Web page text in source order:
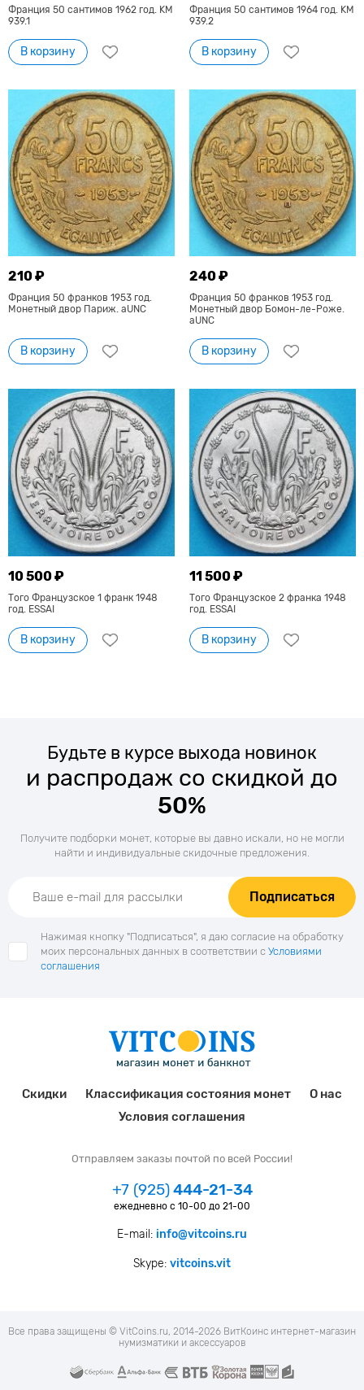
Франция 50 сантимов 1962 год. KM
939.1
В корзину
Франция 50 сантимов 1964 год. KM
939.2
В корзину
210 ₽
Франция 50 франков 1953 год.
Монетный двор Париж. aUNC
В корзину
240 ₽
Франция 50 франков 1953 год.
Монетный двор Бомон-ле-Роже.
aUNC
В корзину
10 500 ₽
Того Французское 1 франк 1948
год. ESSAI
В корзину
11 500 ₽
Того Французское 2 франка 1948
год. ESSAI
В корзину
Будьте в курсе выхода новинок
и распродаж со скидкой до
50%
Получите подборки монет, которые вы давно искали, но не могли
найти и индивидуальные скидочные предложения.
Подписаться
Нажимая кнопку "Подписаться", я даю согласие на обработку
моих персональных данных в соответствии с Условиями
соглашения
Скидки Классификация состояния монет
О нас
Условия соглашения
Отправляем заказы почтой по всей России!
+7 (925)444-21-34
ежедневно с 10-00 до 21-00
E-mail: info@vitcoins.ru
Skype: vitcoins.vit
Все права защищены © VitCoins.ru, 2014-2026 ВитКоинс интернет-магазин
нумизматики и аксессуаров